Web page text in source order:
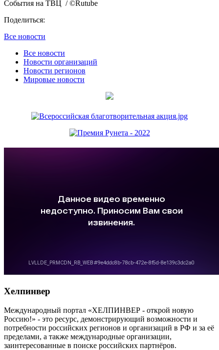
События на ТВЦ / ©Rutube
Поделиться:
Все новости
Все новости
Новости организаций
Новости регионов
Мировые новости
Хелпинвер
Международный портал «ХЕЛПИНВЕР - открой новую
Россию!» - это ресурс, демонстрирующий возможности и
потребности российских регионов и организаций в РФ и за её
пределами, а также международные организации,
заинтересованные в поиске российских партнёров.